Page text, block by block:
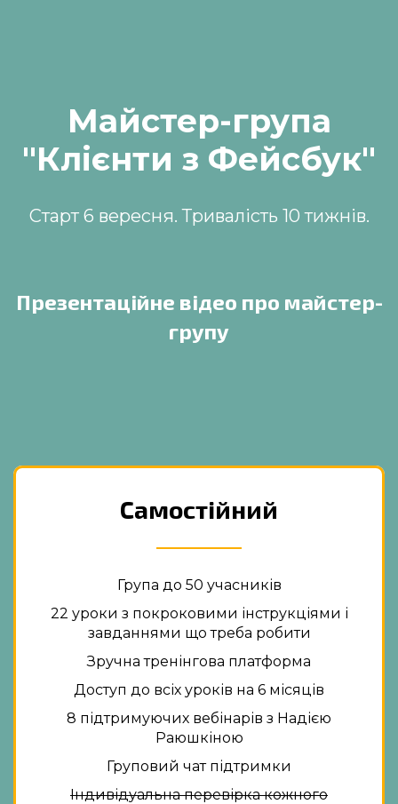
Майстер-група
"Клієнти з Фейсбук"
Старт 6 вересня. Тривалість 10 тижнів.
Презентаційне відео про майстер-
групу
Самостійний
Група до 50 учасників
22 уроки з покроковими інструкціями і
завданнями що треба робити
Зручна тренінгова платформа
Доступ до всіх уроків на 6 місяців
8 підтримуючих вебінарів з Надією
Раюшкіною
Груповий чат підтримки
Індивідуальна перевірка кожного